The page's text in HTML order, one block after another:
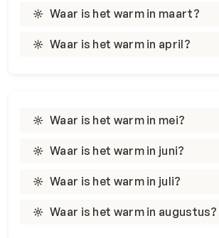
Waar is het warm in maart?
Waar is het warm in april?
Waar is het warm in mei?
Waar is het warm in juni?
Waar is het warm in juli?
Waar is het warm in augustus?